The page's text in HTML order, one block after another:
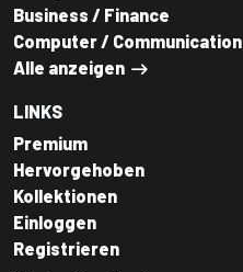
Business / Finance
Computer / Communication
Alle anzeigen
LINKS
Premium
Hervorgehoben
Kollektionen
Einloggen
Registrieren